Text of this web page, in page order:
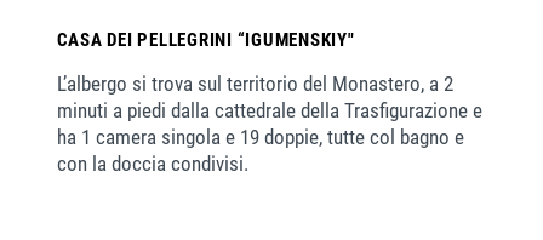
CASA DEI PELLEGRINI “IGUMENSKIY"
L’albergo si trova sul territorio del Monastero, a 2
minuti a piedi dalla cattedrale della Trasfigurazione e
ha 1 camera singola e 19 doppie, tutte col bagno e
con la doccia condivisi.